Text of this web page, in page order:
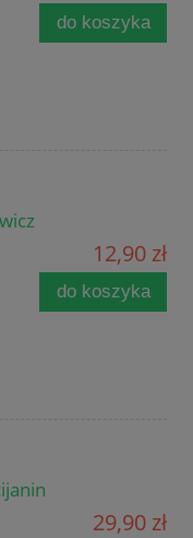
do koszyka
12,90 zł
do koszyka
29,90 zł